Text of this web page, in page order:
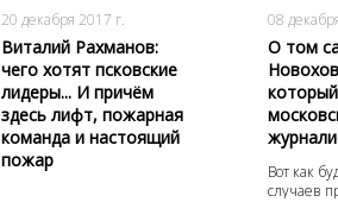
20 декабря 2017 г.
Виталий Рахманов:
чего хотят псковские
лидеры... И причём
здесь лифт, пожарная
команда и настоящий
пожар
08
О том
Вот как
случаев